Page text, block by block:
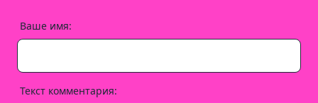
Ваше имя:
Текст комментария: